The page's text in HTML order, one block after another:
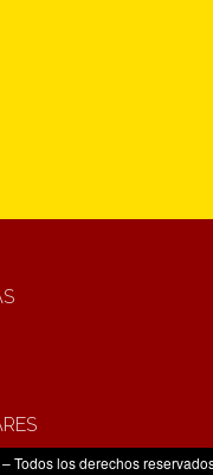
Todos los derechos